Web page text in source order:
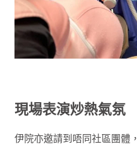
現場表演炒熱氣氛
伊院亦邀請到唔同社區團體